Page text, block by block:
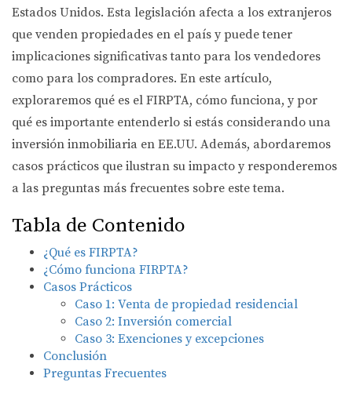
Estados Unidos. Esta legislación afecta a los extranjeros
que venden propiedades en el país y puede tener
implicaciones significativas tanto para los vendedores
como para los compradores. En este artículo,
exploraremos qué es el FIRPTA, cómo funciona, y por
qué es importante entenderlo si estás considerando una
inversión inmobiliaria en EE.UU. Además, abordaremos
casos prácticos que ilustran su impacto y responderemos
a las preguntas más frecuentes sobre este tema.
Tabla de Contenido
¿Qué es FIRPTA?
¿Cómo funciona FIRPTA?
Casos Prácticos
Caso 1: Venta de propiedad residencial
Caso 2: Inversión comercial
Caso 3: Exenciones y excepciones
Conclusión
Preguntas Frecuentes